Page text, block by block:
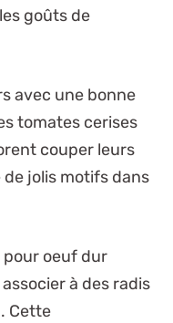
goûts de
avec une bonne
tomates cerises
couper leurs
jolis motifs dans
pour oeuf dur
à des radis
Cette